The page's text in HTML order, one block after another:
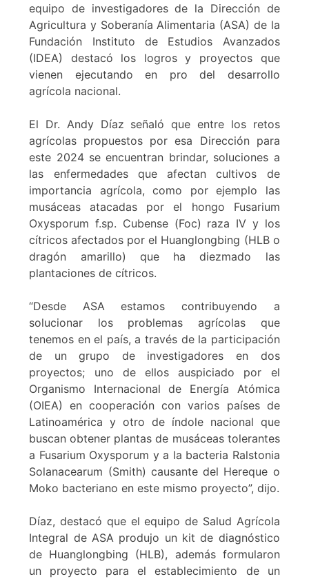
equipo de investigadores de la Dirección de
Agricultura y Soberanía Alimentaria (ASA) de la
Fundación Instituto de Estudios Avanzados
(IDEA) destacó los logros y proyectos que
vienen ejecutando en pro del desarrollo
agrícola nacional.
El Dr. Andy Díaz señaló que entre los retos
agrícolas propuestos por esa Dirección para
este 2024 se encuentran brindar, soluciones a
las enfermedades que afectan cultivos de
importancia agrícola, como por ejemplo las
musáceas atacadas por el hongo Fusarium
Oxysporum f.sp. Cubense (Foc) raza IV y los
cítricos afectados por el Huanglongbing (HLB o
dragón amarillo) que ha diezmado las
plantaciones de cítricos.
“Desde ASA estamos contribuyendo a
solucionar los problemas agrícolas que
tenemos en el país, a través de la participación
de un grupo de investigadores en dos
proyectos; uno de ellos auspiciado por el
Organismo Internacional de Energía Atómica
(OIEA) en cooperación con varios países de
Latinoamérica y otro de índole nacional que
buscan obtener plantas de musáceas tolerantes
a Fusarium Oxysporum y a la bacteria Ralstonia
Solanacearum (Smith) causante del Hereque o
Moko bacteriano en este mismo proyecto”, dijo.
Díaz, destacó que el equipo de Salud Agrícola
Integral de ASA produjo un kit de diagnóstico
de Huanglongbing (HLB), además formularon
un proyecto para el establecimiento de un